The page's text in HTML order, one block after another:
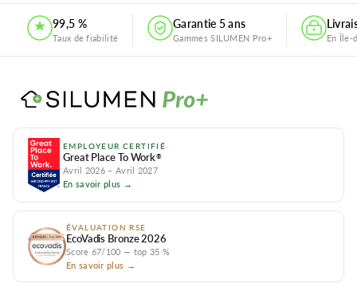
99,5 %
Taux de fiabilité
Garantie 5 ans
Gammes SILUMEN Pro+ En Île-
EMPLOYEUR CERTIFIÉ
Great Place To Work®
Avril 2026 – Avril 2027
En savoir plus →
ÉVALUATION RSE
EcoVadis Bronze 2026
Score 67/100 — top 35 %
En savoir plus →